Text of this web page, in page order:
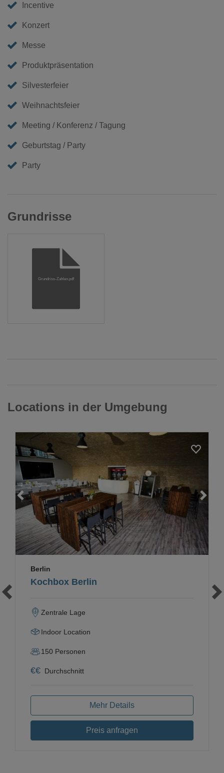
Incentive
Konzert
Messe
Produktpräsentation
Silvesterfeier
Weihnachtsfeier
Meeting / Konferenz / Tagung
Geburtstag / Party
Party
Grundrisse
Grundriss-Zahlen.pdf
Locations in der Umgebung
Loading...
Kochbox Berlin
Berlin
Zentrale Lage
Indoor Location
150 Personen
€€ Durchschnitt
Mehr Details
Preis anfragen